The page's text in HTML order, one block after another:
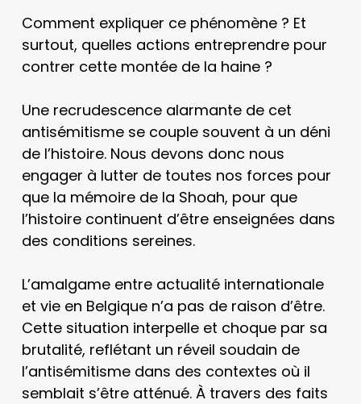
Comment expliquer ce phénomène ? Et
surtout, quelles actions entreprendre pour
contrer cette montée de la haine ?
Une recrudescence alarmante de cet
antisémitisme se couple souvent à un déni
de l’histoire. Nous devons donc nous
engager à lutter de toutes nos forces pour
que la mémoire de la Shoah, pour que
l’histoire continuent d’être enseignées dans
des conditions sereines.
L’amalgame entre actualité internationale
et vie en Belgique n’a pas de raison d’être.
Cette situation interpelle et choque par sa
brutalité, reflétant un réveil soudain de
l’antisémitisme dans des contextes où il
semblait s’être atténué. À travers des faits